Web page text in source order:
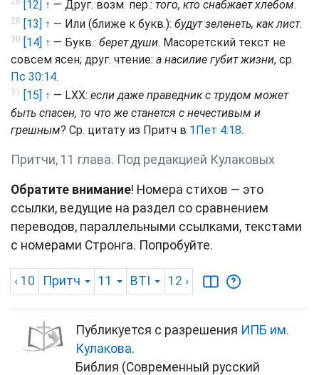
[12] ↑ — Друг. возм. пер.: того, кто снабжает хлебом.
28 [13] ↑ — Или (ближе к букв.): будут зеленеть, как лист.
30 [14] ↑ — Букв.: берет души. Масоретский текст не
совсем ясен; друг. чтение: а насилие губит жизни, ср.
Пс 30:14.
31 [15] ↑ — LXX: если даже праведник с трудом может
быть спасен, то что же станется с нечестивым и
грешным? Ср. цитату из Притч в 1Пет 4:18.
Притчи, 11 глава. Под редакцией Кулаковых
Обратите внимание! Номера стихов — это
ссылки, ведущие на раздел со сравнением
переводов, параллельными ссылками, текстами
с номерами Стронга. Попробуйте.
‹ 10 Притч 11 BTI 12 ›
Публикуется с разрешения ИПБ им.
Кулакова.
Библия (Современный русский